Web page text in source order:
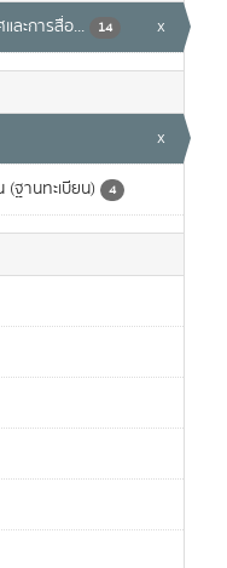
ละการสื่อ... 14 x
x
(ฐานทะเบียน) 4